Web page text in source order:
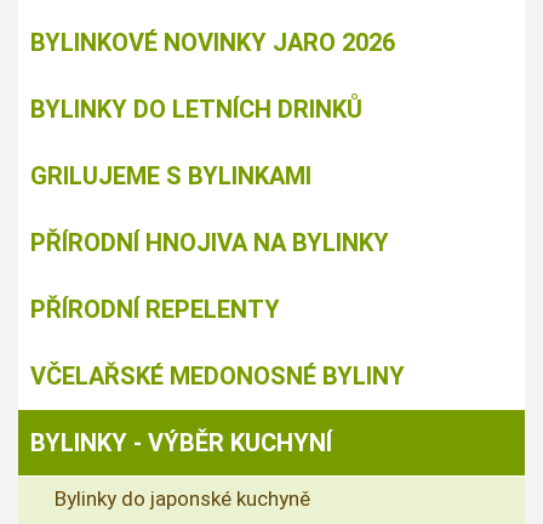
BYLINKOVÉ NOVINKY JARO 2026
BYLINKY DO LETNÍCH DRINKŮ
GRILUJEME S BYLINKAMI
PŘÍRODNÍ HNOJIVA NA BYLINKY
PŘÍRODNÍ REPELENTY
VČELAŘSKÉ MEDONOSNÉ BYLINY
BYLINKY - VÝBĚR KUCHYNÍ
Bylinky do japonské kuchyně